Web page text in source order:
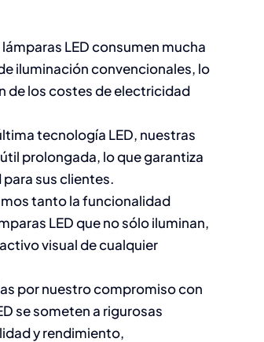
LED consumen mucha
iluminación convencionales, lo
de los costes de electricidad
tecnología LED, nuestras
prolongada, lo que garantiza
sus clientes.
tanto la funcionalidad
LED que no sólo iluminan,
visual de cualquier
por nuestro compromiso con
se someten a rigurosas
y rendimiento,